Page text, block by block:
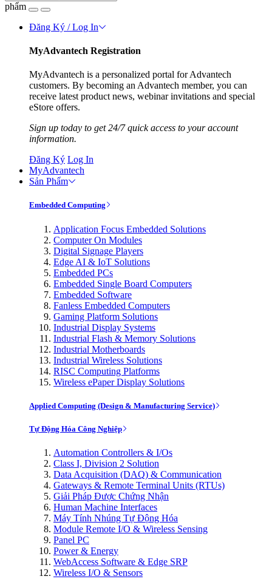
phẩm
Đăng Ký / Log In
MyAdvantech Registration
MyAdvantech is a personalized portal for Advantech
customers. By becoming an Advantech member, you can
receive latest product news, webinar invitations and special
eStore offers.
Sign up today to get 24/7 quick access to your account
information.
Đăng Ký Log In
MyAdvantech
Sản Phẩm
Embedded Computing
Application Focus Embedded Solutions
Computer On Modules
Digital Signage Players
Edge AI & IoT Solutions
Embedded PCs
Embedded Single Board Computers
Embedded Software
Fanless Embedded Computers
Gaming Platform Solutions
Industrial Display Systems
Industrial Flash & Memory Solutions
Industrial Motherboards
Industrial Wireless Solutions
RISC Computing Platforms
Wireless ePaper Display Solutions
Applied Computing (Design & Manufacturing Service)
Tự Động Hóa Công Nghiệp
Automation Controllers & I/Os
Class I, Division 2 Solution
Data Acquisition (DAQ) & Communication
Gateways & Remote Terminal Units (RTUs)
Giải Pháp Được Chứng Nhận
Human Machine Interfaces
Máy Tính Nhúng Tự Động Hóa
Module Remote I/O & Wireless Sensing
Panel PC
Power & Energy
WebAccess Software & Edge SRP
Wireless I/O & Sensors